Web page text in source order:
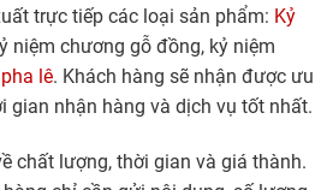
trực tiếp các loại sản phẩm: Kỷ
niệm chương gỗ đồng, kỷ niệm
lê. Khách hàng sẽ nhận được ưu
gian nhận hàng và dịch vụ tốt nhất.
chất lượng, thời gian và giá thành.